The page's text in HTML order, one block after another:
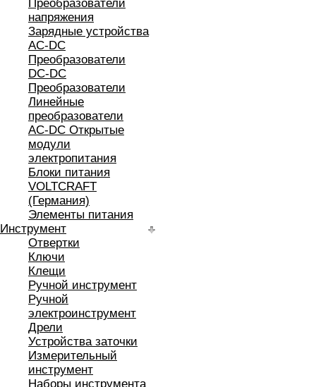
Преобразователи
напряжения
Зарядные устройства
AC-DC
Преобразователи
DC-DC
Преобразователи
Линейные
преобразователи
AC-DC Открытые
модули
электропитания
Блоки питания
VOLTCRAFT
(Германия)
Элементы питания
Инструмент
Отвертки
Ключи
Клещи
Ручной инструмент
Ручной
электроинструмент
Дрели
Устройства заточки
Измерительный
инструмент
Наборы инструмента